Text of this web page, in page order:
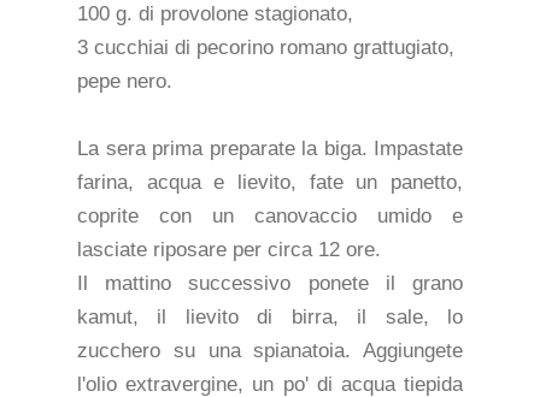
100 g. di provolone stagionato,
3 cucchiai di pecorino romano grattugiato,
pepe nero.
La sera prima preparate la biga. Impastate
farina, acqua e lievito, fate un panetto,
coprite con un canovaccio umido e
lasciate riposare per circa 12 ore.
Il mattino successivo ponete il grano
kamut, il lievito di birra, il sale, lo
zucchero su una spianatoia. Aggiungete
l'olio extravergine, un po' di acqua tiepida